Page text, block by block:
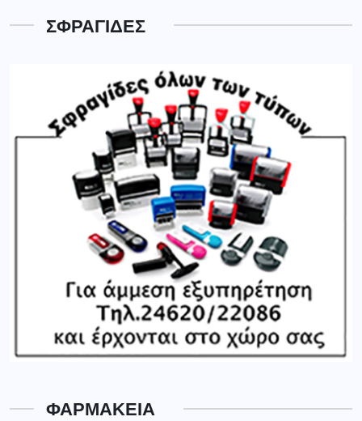
ΣΦΡΑΓΙΔΕΣ
ΦΑΡΜΑΚΕΙΑ